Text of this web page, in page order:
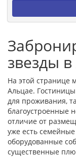
звезды
На этой странице
Альцае.
для проживания,
благоустроенные
отличие от
уже есть
оборудованные
существенные